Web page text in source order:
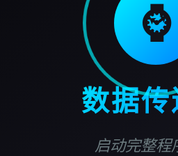
⌚
数据传
启动完整程